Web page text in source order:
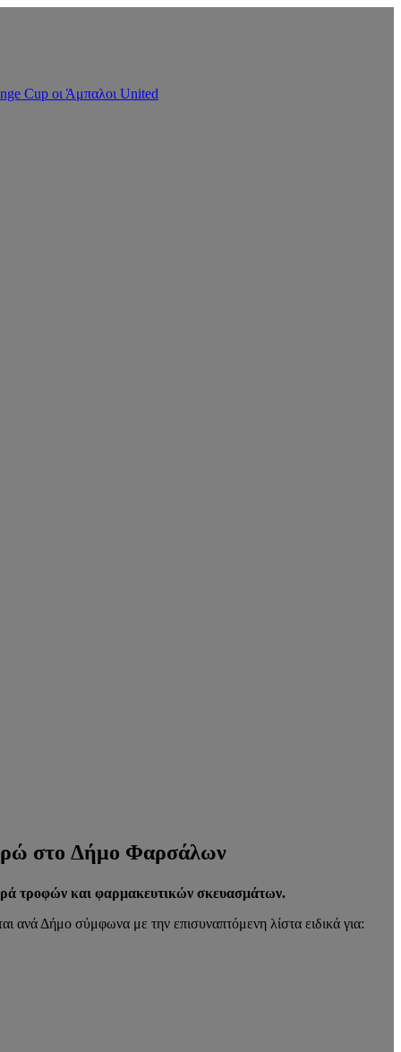
Cup οι Άμπαλοι United
στο Δήμο Φαρσάλων
τροφών και φαρμακευτικών σκευασμάτων.
Δήμο σύμφωνα με την επισυναπτόμενη λίστα ειδικά για: